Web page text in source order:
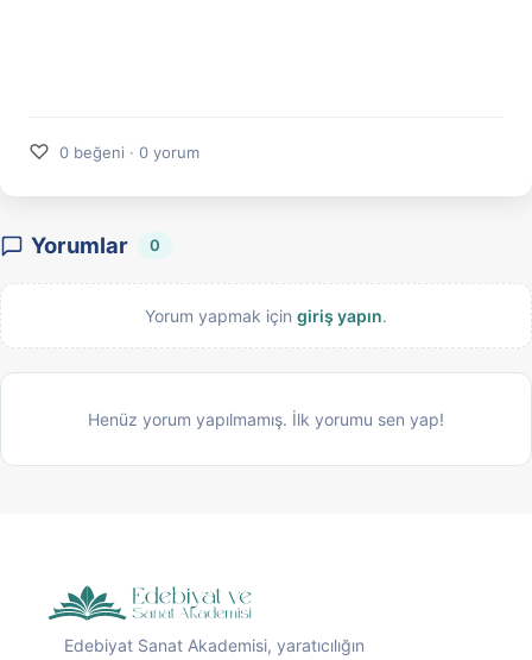
♡ 0 beğeni · 0 yorum
Yorumlar 0
Yorum yapmak için giriş yapın.
Henüz yorum yapılmamış. İlk yorumu sen yap!
Edebiyat Sanat Akademisi, yaratıcılığın